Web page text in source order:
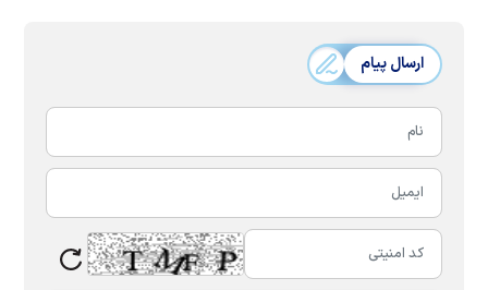
ارسال پیام